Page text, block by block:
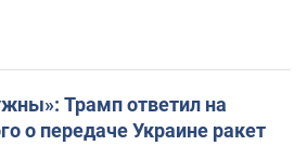
Трамп ответил на
о передаче Украине ракет